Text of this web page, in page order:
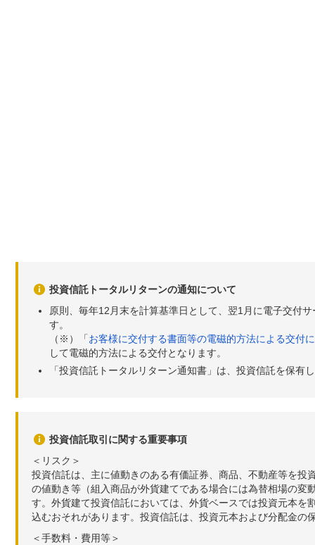
投資信託トータルリターンの通知について
原則、毎年12月末を計算基準日として、翌1月に電子交付
す。
（※）「お客様に交付する書面等の電磁的方法による交付
して電磁的方法による交付となります。
「投資信託トータルリターン通知書」は、投資信託を保有
投資信託取引に関する重要事項
＜リスク＞
投資信託は、主に値動きのある有価証券、商品、不動産等を
の値動き等（組入商品が外貨建てである場合には為替相場の
す。外貨建て投資信託においては、外貨ベースでは投資元本
込むおそれがあります。投資信託は、投資元本および分配金の
＜手数料・費用等＞